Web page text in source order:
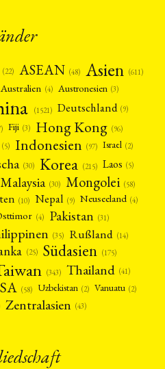
SPENDEN SIE JETZT!
(22) ASEAN (48) Asien (611)
Australien (4) Austronesien (3)
(1521) Deutschland (9)
Fiji (3) Hong Kong (96)
(5) Indonesien (97) Israel (2)
(30) Korea (215) Laos (5)
Malaysia (30) Mongolei (58)
(10) Nepal (9) Neuseeland (4)
(4) Pakistan (31)
(35) Rußland (14)
(25) Südasien (175)
(343) Thailand (41)
(58) Uzbekistan (2) Vanuatu (2)
Zentralasien (43)